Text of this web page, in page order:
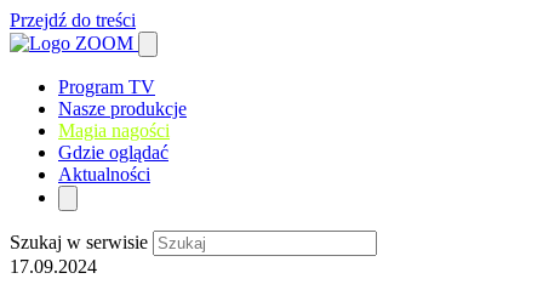
Przejdź do treści
Program TV
Nasze produkcje
Magia nagości
Gdzie oglądać
Aktualności
Szukaj w serwisie
17.09.2024